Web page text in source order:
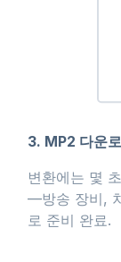
3. MP2 다운
변환에는 몇
—방송 장비,
로 준비 완료.